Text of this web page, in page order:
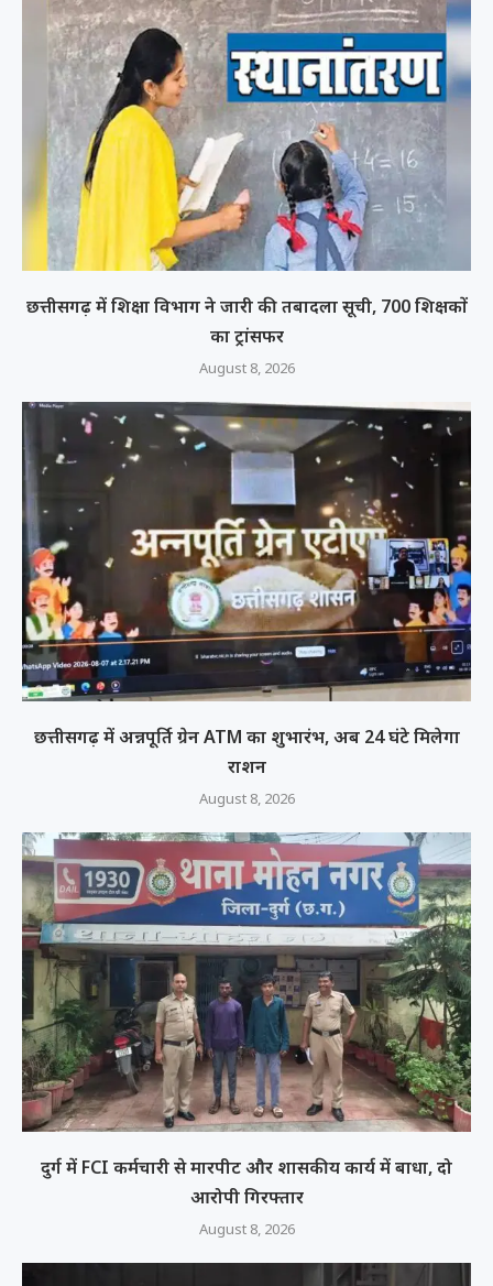
छत्तीसगढ़ में शिक्षा विभाग ने जारी की तबादला सूची, 700 शिक्षकों
का ट्रांसफर
August 8, 2026
छत्तीसगढ़ में अन्नपूर्ति ग्रेन ATM का शुभारंभ, अब 24 घंटे मिलेगा
राशन
August 8, 2026
दुर्ग में FCI कर्मचारी से मारपीट और शासकीय कार्य में बाधा, दो
आरोपी गिरफ्तार
August 8, 2026